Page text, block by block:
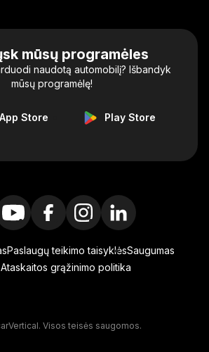
mūsų programėles
naudotą automobilį? Išbandyk
mūsų programėlę!
App Store Play Store
Paslaugų teikimo taisyklėsSaugumas
Ataskaitos grąžinimo politika
Visos teisės saugomos.